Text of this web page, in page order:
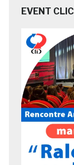
EVENT CLIC